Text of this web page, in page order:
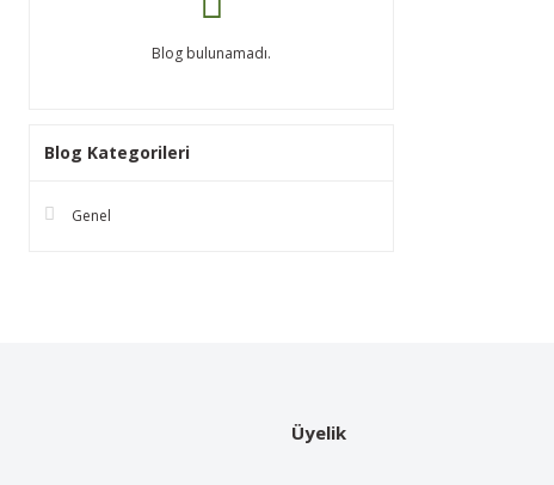
Blog bulunamadı.
Blog Kategorileri
Genel
Üyelik